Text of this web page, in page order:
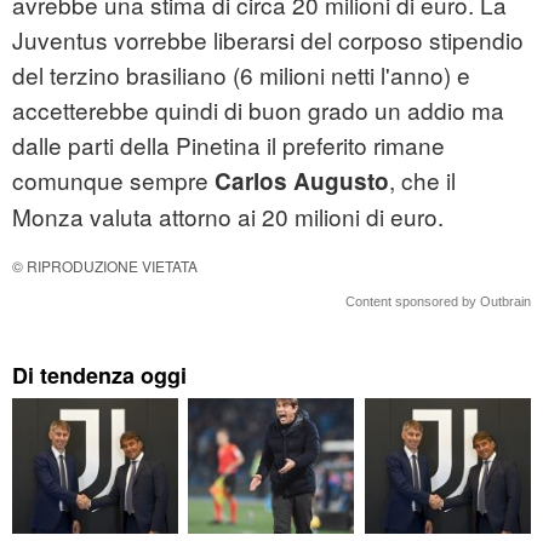
Juventus vorrebbe liberarsi del corposo stipendio
del terzino brasiliano (6 milioni netti l'anno) e
accetterebbe quindi di buon grado un addio ma
dalle parti della Pinetina il preferito rimane
comunque sempre Carlos Augusto, che il
Monza valuta attorno ai 20 milioni di euro.
© RIPRODUZIONE VIETATA
Content sponsored by Outbrain
Di tendenza oggi